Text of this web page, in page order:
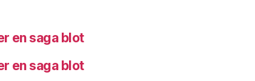
en saga blot
en saga blot